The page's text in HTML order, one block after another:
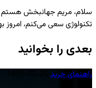
سلام، مریم جهانبخش
تکنولوژی سعی می‌کنم، امروز
بعدی را بخوانید
راهنمای خرید